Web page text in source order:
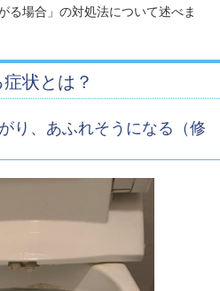
る場合」の対処法について述べま
状とは？
り、あふれそうになる（修